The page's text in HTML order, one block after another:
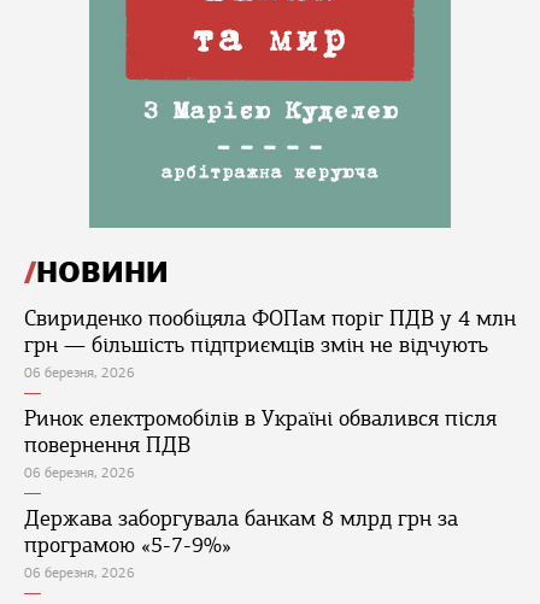
НОВИНИ
Свириденко пообіцяла ФОПам поріг ПДВ у 4 млн
грн — більшість підприємців змін не відчують
06 березня, 2026
Ринок електромобілів в Україні обвалився після
повернення ПДВ
06 березня, 2026
Держава заборгувала банкам 8 млрд грн за
програмою «5-7-9%»
06 березня, 2026